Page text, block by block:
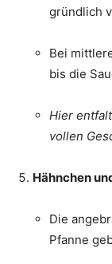
gründlich
Bei
bis die
Hier
vollen
Hähnchen
Die
Pfanne